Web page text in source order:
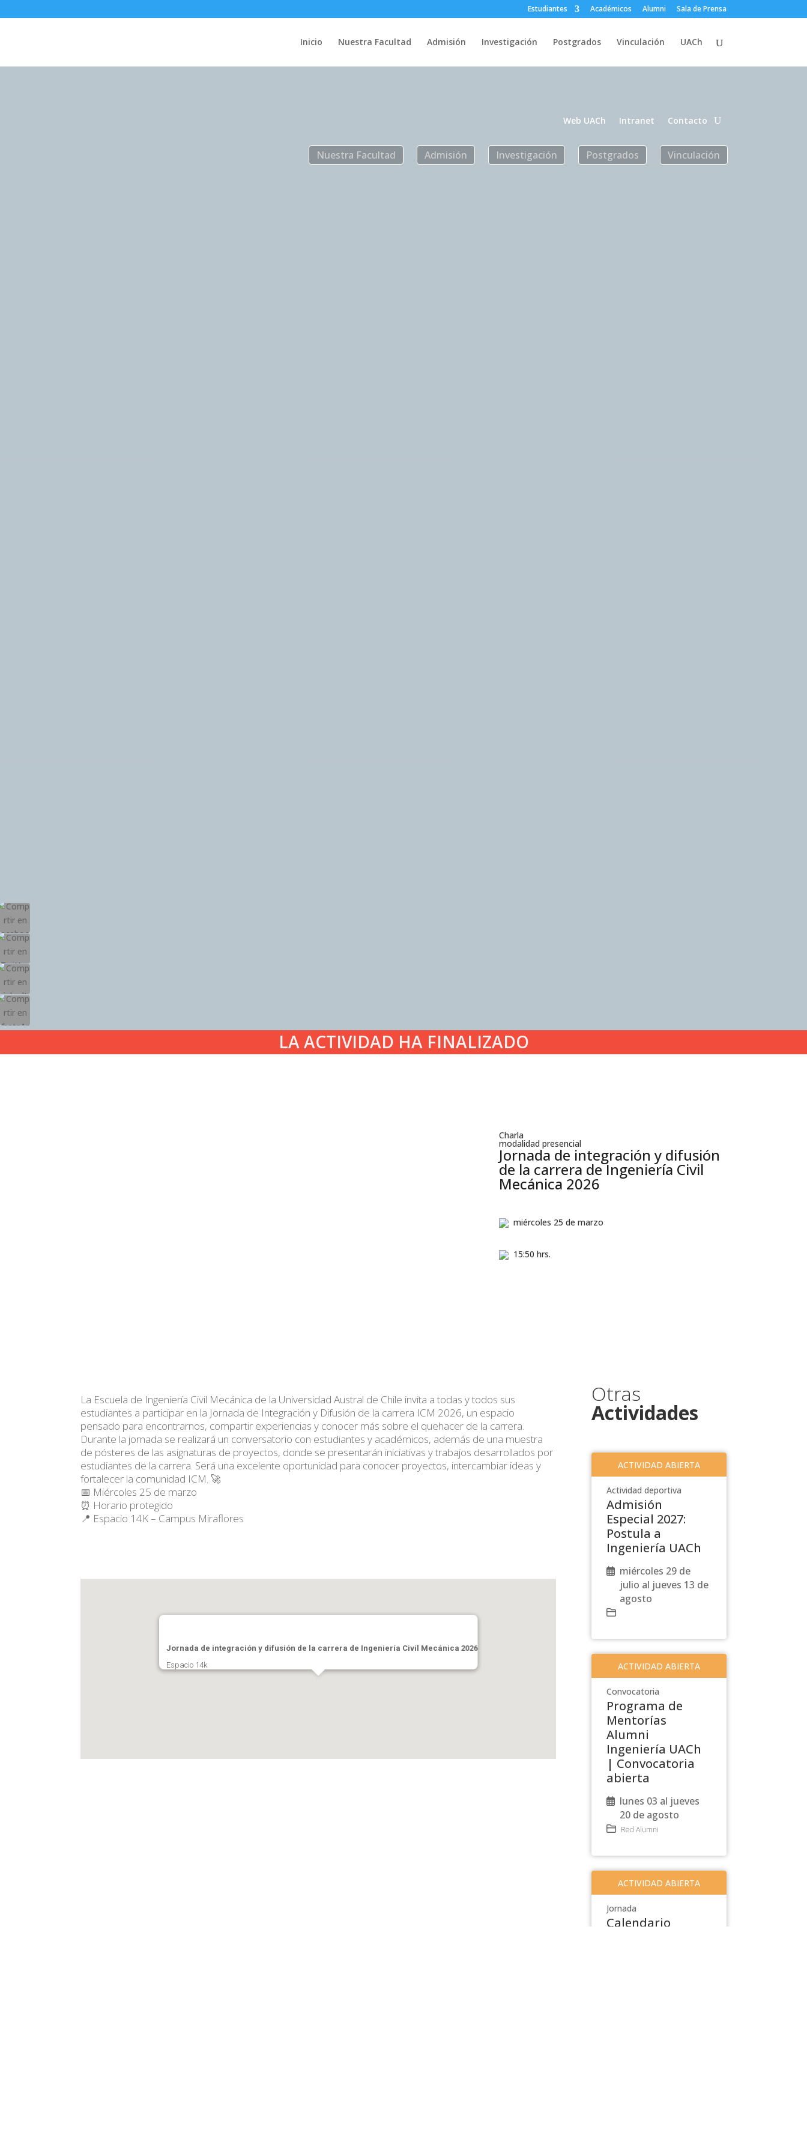
Estudiantes Académicos Alumni Sala de Prensa
Inicio Nuestra Facultad Admisión Investigación Postgrados Vinculación UACh
Web UACh Intranet Contacto
Nuestra Facultad Admisión Investigación Postgrados Vinculación
LA ACTIVIDAD HA FINALIZADO
Charla
modalidad presencial
Jornada de integración y difusión
de la carrera de Ingeniería Civil
Mecánica 2026
miércoles 25 de marzo
15:50 hrs.
La Escuela de Ingeniería Civil Mecánica de la Universidad Austral de Chile invita a todas y todos sus
estudiantes a participar en la Jornada de Integración y Difusión de la carrera ICM 2026, un espacio
pensado para encontrarnos, compartir experiencias y conocer más sobre el quehacer de la carrera.
Durante la jornada se realizará un conversatorio con estudiantes y académicos, además de una muestra
de pósteres de las asignaturas de proyectos, donde se presentarán iniciativas y trabajos desarrollados por
estudiantes de la carrera. Será una excelente oportunidad para conocer proyectos, intercambiar ideas y
fortalecer la comunidad ICM. 🚀
📅 Miércoles 25 de marzo
⏰ Horario protegido
📍 Espacio 14K – Campus Miraflores
Jornada de integración y difusión de la carrera de Ingeniería Civil Mecánica 2026
Espacio 14k
Otras
Actividades
ACTIVIDAD ABIERTA
Actividad deportiva
Admisión
Especial 2027:
Postula a
Ingeniería UACh
miércoles 29 de
julio al jueves 13 de
agosto
ACTIVIDAD ABIERTA
Convocatoria
Programa de
Mentorías
Alumni
Ingeniería UACh
| Convocatoria
abierta
lunes 03 al jueves
20 de agosto
Red Alumni
ACTIVIDAD ABIERTA
Jornada
Calendario